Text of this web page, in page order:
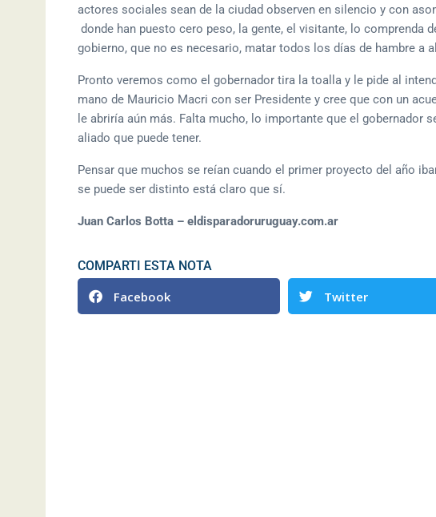
actores sociales sean de la ciudad observen en silencio y con
donde han puesto cero peso, la gente, el visitante, lo comprenda
gobierno, que no es necesario, matar todos los días de hambre a
Pronto veremos como el gobernador tira la toalla y le pide al
mano de Mauricio Macri con ser Presidente y cree que con un
le abriría aún más. Falta mucho, lo importante que el gobernador
aliado que puede tener.
Pensar que muchos se reían cuando el primer proyecto del año
se puede ser distinto está claro que sí.
Juan Carlos Botta – eldisparadoruruguay.com.ar
COMPARTI ESTA NOTA
Facebook Twitter